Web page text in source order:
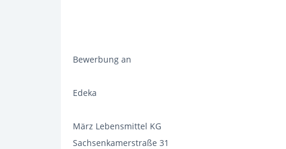
Bewerbung an
Edeka
März Lebensmittel KG
Sachsenkamerstraße 31